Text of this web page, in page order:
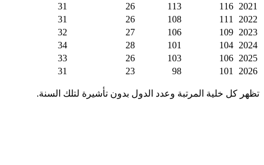
2021
116
113
26
31
2022
111
108
26
31
2023
109
106
27
32
2024
104
101
28
34
2025
106
103
26
33
2026
101
98
23
31
تظهر كل خلية المرتبة وعدد الدول بدون تأشيرة لتلك السنة.